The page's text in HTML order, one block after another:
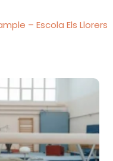
– Escola Els Llorers